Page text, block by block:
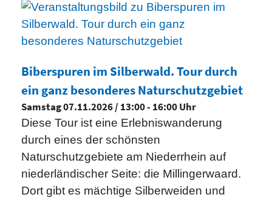
Biberspuren im Silberwald. Tour durch
ein ganz besonderes Naturschutzgebiet
Samstag 07.11.2026 / 13:00 - 16:00 Uhr
Diese Tour ist eine Erlebniswanderung
durch eines der schönsten
Naturschutzgebiete am Niederrhein auf
niederländischer Seite: die Millingerwaard.
Dort gibt es mächtige Silberweiden und